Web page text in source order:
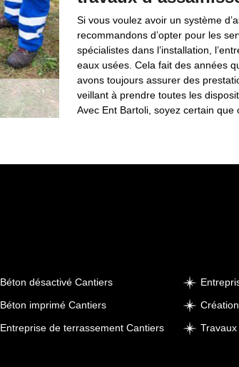
Si vous voulez avoir un système
recommandons d’opter pour les
spécialistes dans l’installation,
eaux usées. Cela fait des années
avons toujours assurer des
veillant à prendre toutes les
Avec Ent Bartoli, soyez certain
Béton désactivé Cantiers
Béton imprimé Cantiers
Entreprise de terrassement Cantiers